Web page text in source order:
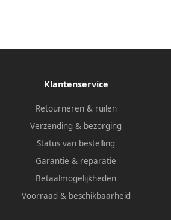
Klantenservice
Retourneren & ruilen
Verzending & bezorging
Status van bestelling
Garantie & reparatie
Betaalmogelijkheden
Voorraad & beschikbaarheid